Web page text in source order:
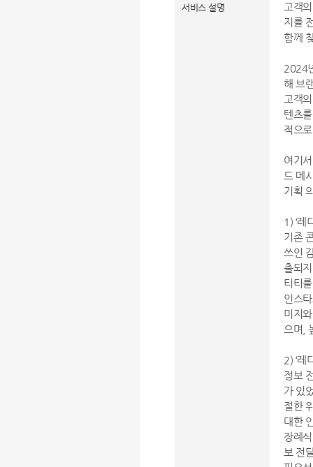
서비스 설명
고객
지를
함께
2024
해 브
고객
텐츠
적으
여기
드 메
기획
1) ‘레
기존
쓰인
출되
티티
인스
미지
으며,
2) ‘레
정보
가 있
절한
대한
장례
보 전